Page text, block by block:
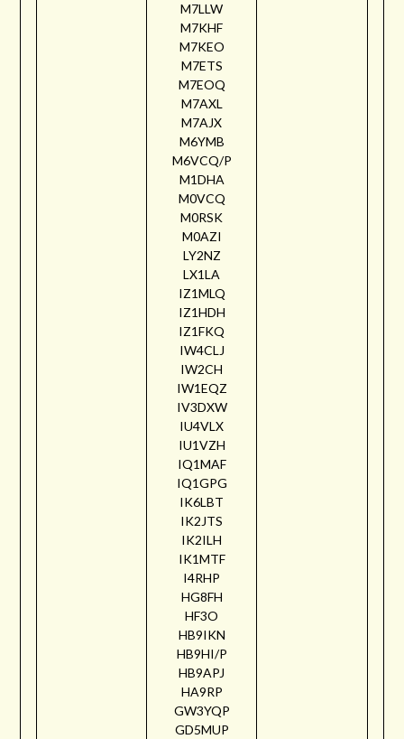
M7LLW
M7KHF
M7KEO
M7ETS
M7EOQ
M7AXL
M7AJX
M6YMB
M6VCQ/P
M1DHA
M0VCQ
M0RSK
M0AZI
LY2NZ
LX1LA
IZ1MLQ
IZ1HDH
IZ1FKQ
IW4CLJ
IW2CH
IW1EQZ
IV3DXW
IU4VLX
IU1VZH
IQ1MAF
IQ1GPG
IK6LBT
IK2JTS
IK2ILH
IK1MTF
I4RHP
HG8FH
HF3O
HB9IKN
HB9HI/P
HB9APJ
HA9RP
GW3YQP
GD5MUP